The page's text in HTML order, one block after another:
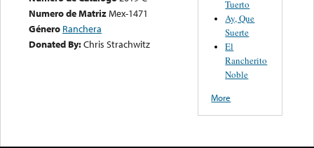
Numero de MatrizMex-1471
Género Ranchera
Donated By:Chris Strachwitz
Tuerto
Ay, Que
Suerte
El
Rancherito
Noble
More